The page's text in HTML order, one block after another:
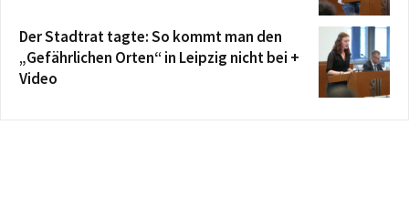
Der Stadtrat tagte: So kommt man den
„Gefährlichen Orten“ in Leipzig nicht bei +
Video